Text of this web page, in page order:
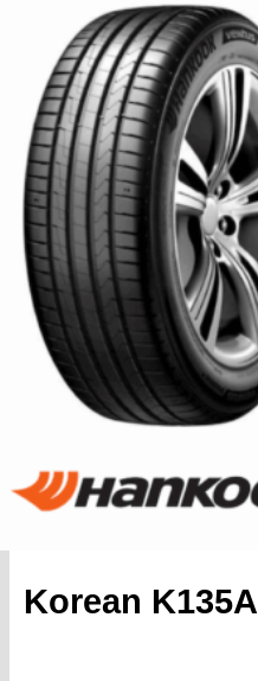
235/55/17 هنكوك Korean K135A